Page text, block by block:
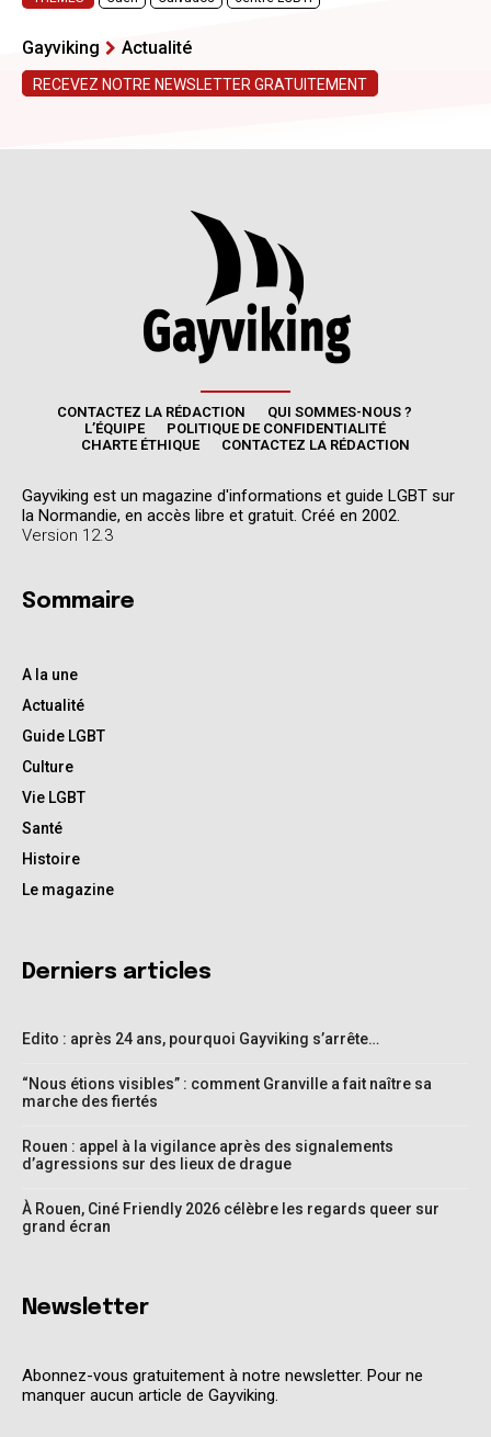
CONTACTEZ LA RÉDACTION
QUI SOMMES-NOUS ?
L’ÉQUIPE
POLITIQUE DE CONFIDENTIALITÉ
CHARTE ÉTHIQUE
CONTACTEZ LA RÉDACTION
Gayviking est un magazine d'informations et guide LGBT sur
la Normandie, en accès libre et gratuit. Créé en 2002.
Version 12.3
Sommaire
A la une
Actualité
Guide LGBT
Culture
Vie LGBT
Santé
Histoire
Le magazine
Derniers articles
Edito : après 24 ans, pourquoi Gayviking s’arrête…
“Nous étions visibles” : comment Granville a fait naître sa
marche des fiertés
Rouen : appel à la vigilance après des signalements
d’agressions sur des lieux de drague
À Rouen, Ciné Friendly 2026 célèbre les regards queer sur
grand écran
Newsletter
Abonnez-vous gratuitement à notre newsletter. Pour ne
manquer aucun article de Gayviking.